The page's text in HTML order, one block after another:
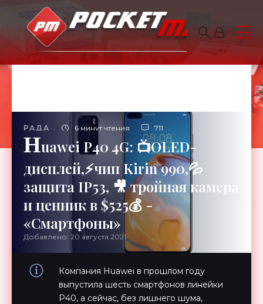
РАДА 6 минут чтения 711
Huawei P40 4G: 📺OLED-
дисплей,⚡чип Kirin 990,💦
защита IP53, 🎥 тройная камера
и ценник в $525💰 -
«Смартфоны»
Добавлено: 20 августа 2021
Компания Huawei в прошлом году
выпустила шесть смартфонов линейки
P40, а сейчас, без лишнего шума,